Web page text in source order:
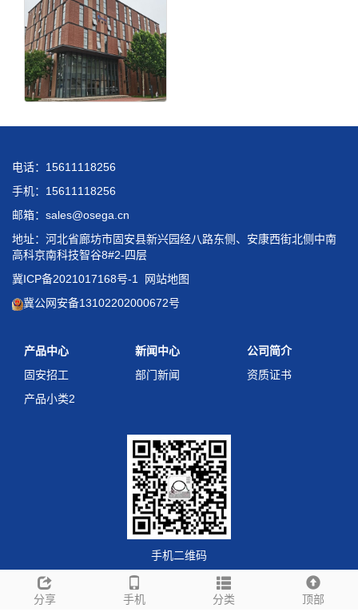
分享 手机 分类 顶部
电话：15611118256
手机：15611118256
邮箱：sales@osega.cn
地址：河北省廊坊市固安县新兴园经八路东侧、安康西街北侧中南
高科京南科技智谷8#2-四层
冀ICP备2021017168号-1
网站地图
冀公网安备13102202000672号
产品中心
固安招工
产品小类2
新闻中心
部门新闻
公司简介
资质证书
手机二维码